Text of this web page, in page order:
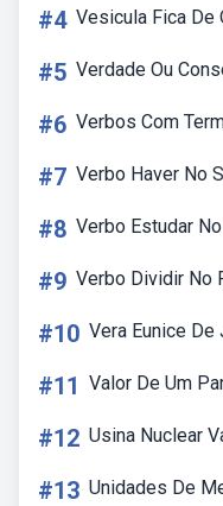
#4 Vesicula Fica De
#5 Verdade Ou
#6 Verbos Com
#7 Verbo Haver No
#8 Verbo Estudar
#9 Verbo Dividir No
#10 Vera Eunice
#11 Valor De Um
#12 Usina Nuclear
#13 Unidades De